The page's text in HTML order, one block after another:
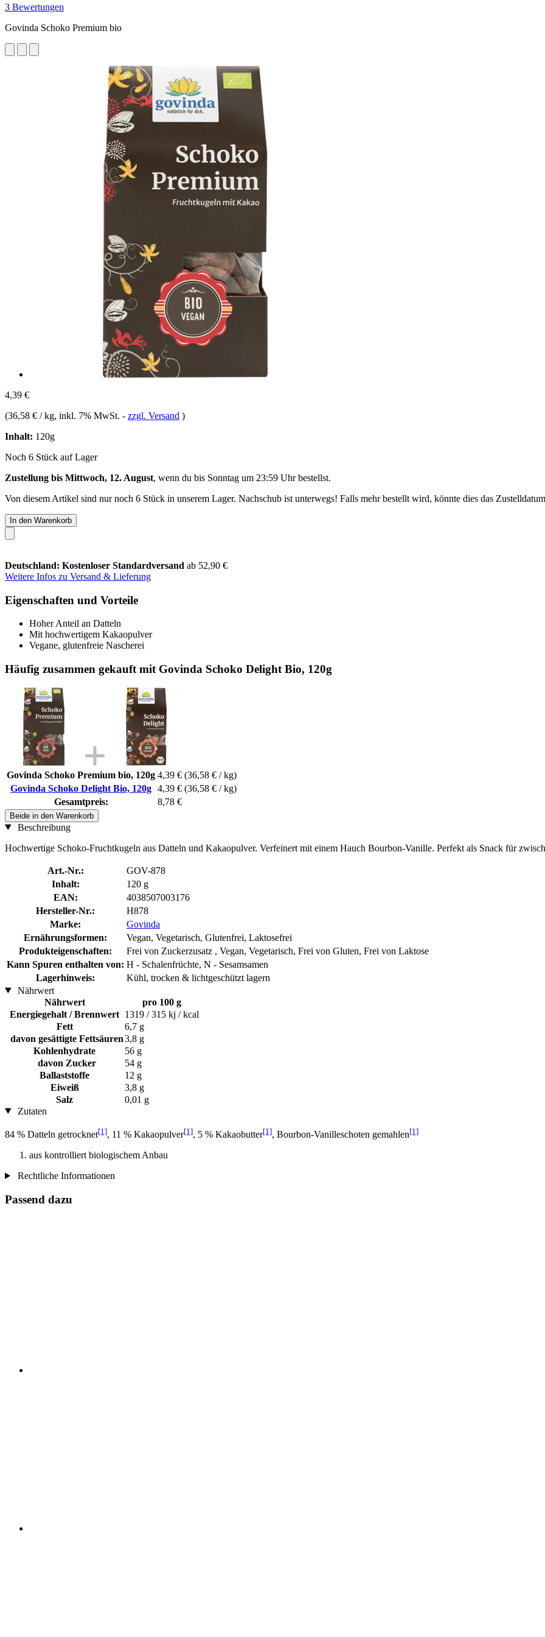
3 Bewertungen
Govinda Schoko Premium bio
4,39 €
(36,58 € / kg, inkl. 7% MwSt. - zzgl. Versand )
Inhalt: 120g
Noch 6 Stück auf Lager
Zustellung bis Mittwoch, 12. August, wenn du bis Sonntag um 23:59 Uhrbestellst.
Von diesem Artikel sind nur noch 6 Stück in unserem Lager. Nachschub ist unterwegs! Falls mehr bestellt wird, könnte dies das
In den Warenkorb
Deutschland: Kostenloser Standardversand ab 52,90 €
Weitere Infos zu Versand & Lieferung
Eigenschaften und Vorteile
Hoher Anteil an Datteln
Mit hochwertigem Kakaopulver
Vegane, glutenfreie Nascherei
Häufig zusammen gekauft mit Govinda Schoko Delight Bio, 120g
Govinda Schoko Premium bio, 120g 4,39 € (36,58 € / kg)
Govinda Schoko Delight Bio, 120g 4,39 € (36,58 € / kg)
Gesamtpreis:
8,78 €
Beide in den Warenkorb
Beschreibung
Hochwertige Schoko-Fruchtkugeln aus Datteln und Kakaopulver. Verfeinert mit einem Hauch Bourbon-Vanille. Perfekt als Snack für
Art.-Nr.:
GOV-878
Inhalt:
120 g
EAN:
4038507003176
Hersteller-Nr.:
H878
Marke:
Govinda
Ernährungsformen:
Vegan, Vegetarisch, Glutenfrei, Laktosefrei
Produkteigenschaften:
Frei von Zuckerzusatz , Vegan, Vegetarisch, Frei von Gluten, Frei von Laktose
Kann Spuren enthalten von: H - Schalenfrüchte, N - Sesamsamen
Lagerhinweis:
Kühl, trocken & lichtgeschützt lagern
Nährwert
Nährwert
pro 100 g
Energiegehalt / Brennwert 1319 / 315 kj / kcal
Fett
6,7 g
davon gesättigte Fettsäuren3,8 g
Kohlenhydrate
56 g
davon Zucker
54 g
Ballaststoffe
12 g
Eiweiß
3,8 g
Salz
0,01 g
Zutaten
84 % Datteln getrocknet[1], 11 % Kakaopulver[1], 5 % Kakaobutter[1], Bourbon-Vanilleschoten gemahlen[1]
aus kontrolliert biologischem Anbau
Rechtliche Informationen
Passend dazu